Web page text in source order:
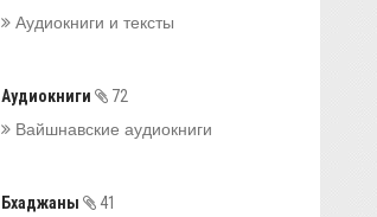
Аудиокниги и тексты
Аудиокниги
72
Вайшнавские аудиокниги
Бхаджаны
41